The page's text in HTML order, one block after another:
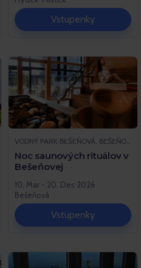
Vstupenky
VODNÝ PARK BEŠEŇOVÁ, BEŠEŇOVÁ
Noc saunových rituálov v
Bešeňovej
10. Mar - 20. Dec 2026
Bešeňová
Vstupenky